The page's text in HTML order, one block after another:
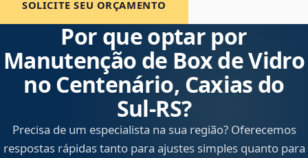
SOLICITE SEU ORÇAMENTO
Por que optar por
Manutenção de Box de Vidro
no Centenário, Caxias do
Sul‑RS?
Precisa de um especialista na sua região? Oferecemos
respostas rápidas tanto para ajustes simples quanto para